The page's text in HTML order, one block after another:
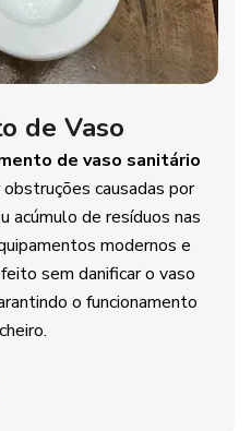
de Vaso
de vaso sanitário
causadas por
acúmulo de resíduos nas
modernos e
sem danificar o vaso
o funcionamento